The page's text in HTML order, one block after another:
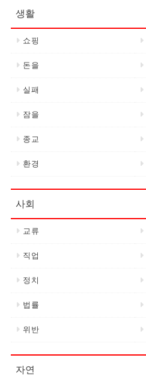
생활
쇼핑
돈을
실패
잠을
종교
환경
사회
교류
직업
정치
법률
위반
자연